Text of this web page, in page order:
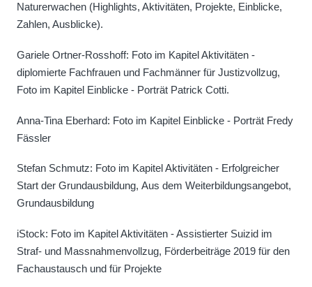
Naturerwachen (Highlights, Aktivitäten, Projekte, Einblicke,
Zahlen, Ausblicke).
Gariele Ortner-Rosshoff: Foto im Kapitel Aktivitäten -
diplomierte Fachfrauen und Fachmänner für Justizvollzug,
Foto im Kapitel Einblicke - Porträt Patrick Cotti.
Anna-Tina Eberhard: Foto im Kapitel Einblicke - Porträt Fredy
Fässler
Stefan Schmutz: Foto im Kapitel Aktivitäten - Erfolgreicher
Start der Grundausbildung, Aus dem Weiterbildungsangebot,
Grundausbildung
iStock: Foto im Kapitel Aktivitäten - Assistierter Suizid im
Straf- und Massnahmenvollzug, Förderbeiträge 2019 für den
Fachaustausch und für Projekte